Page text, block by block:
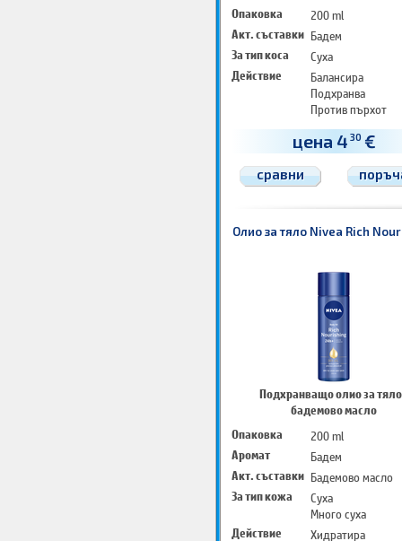
Опаковка
200 ml
Акт. съставки Бадем
За тип коса
Суха
Действие
Балансира
Подхранва
Против пърхот
цена 4 30 €
сравни
Олио за тяло Nivea Rich
Подхранващо олио за
бадемово масло
Опаковка
200 ml
Аромат
Бадем
Акт. съставки Бадемово масло
За тип кожа
Суха
Много суха
Действие
Хидратира